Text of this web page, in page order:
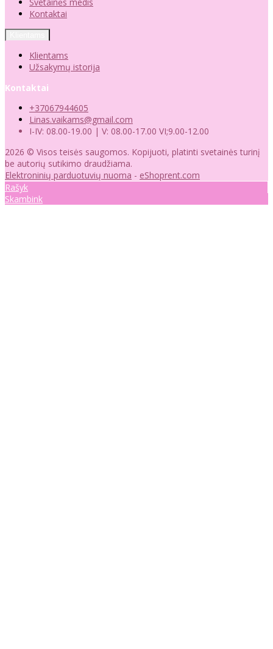
Kontaktai
Klientams
Užsakymų istorija
Kontaktai
+37067944605
Linas.vaikams@gmail.com
I-IV: 08.00-19.00 | V: 08.00-17.00 VI;9.00-12.00
2026 © Visos teisės saugomos. Kopijuoti, platinti svetainės turinį
be autorių sutikimo draudžiama.
Elektroninių parduotuvių nuoma - eShoprent.com
Rašyk
Skambink